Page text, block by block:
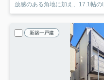
放感のある角地に加え、17.1帖の
新築一戸建